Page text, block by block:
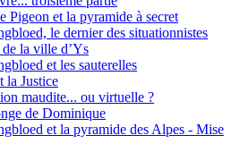
Pigeon et la pyramide à secret
le dernier des situationnistes
la ville d’Ys
et les sauterelles
la Justice
maudite... ou virtuelle ?
de Dominique
et la pyramide des Alpes - Mise